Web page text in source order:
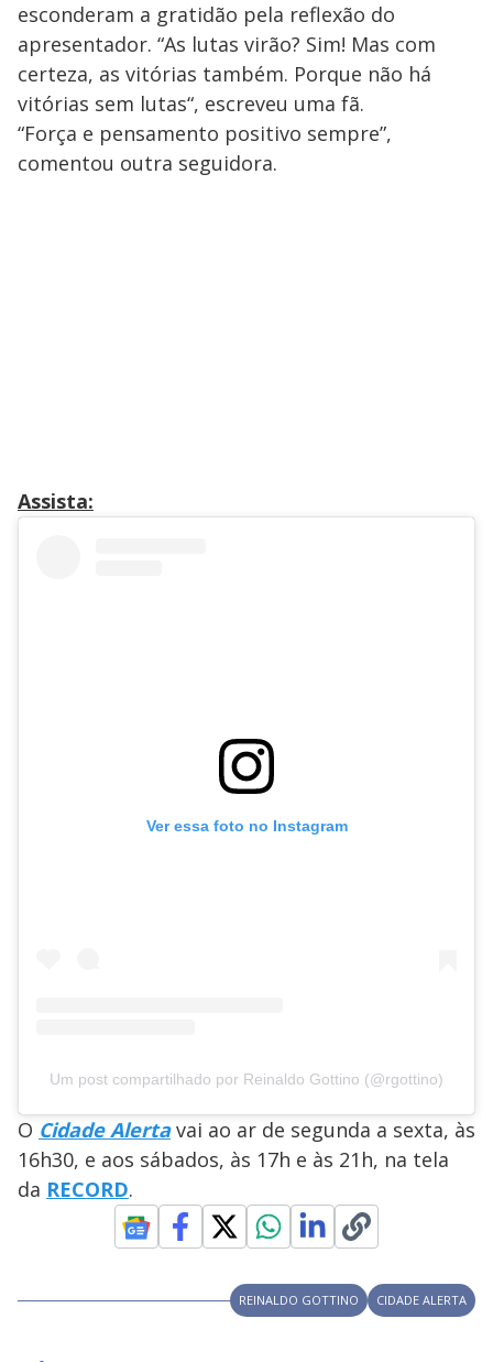
esconderam a gratidão pela reflexão do
apresentador. “As lutas virão? Sim! Mas com
certeza, as vitórias também. Porque não há
vitórias sem lutas“, escreveu uma fã.
“Força e pensamento positivo sempre”,
comentou outra seguidora.
Assista:
Ver essa foto no Instagram
Um post compartilhado por Reinaldo Gottino (@rgottino)
O Cidade Alertavai ao ar de segunda a sexta, às
16h30, e aos sábados, às 17h e às 21h, na tela
da RECORD.
REINALDO GOTTINO CIDADE ALERTA